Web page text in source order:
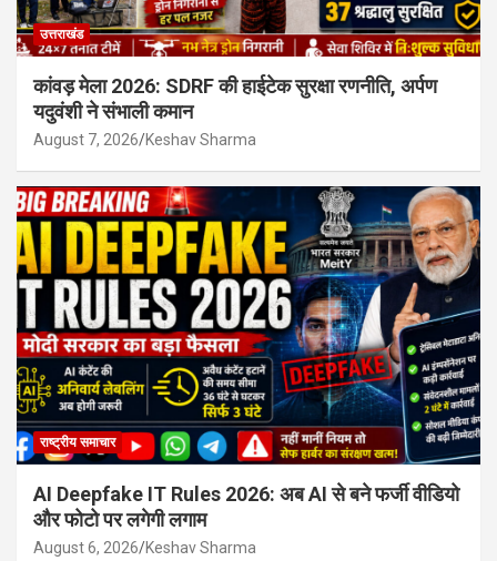
उत्तराखंड
कांवड़ मेला 2026: SDRF की हाईटेक सुरक्षा रणनीति, अर्पण
यदुवंशी ने संभाली कमान
August 7, 2026 Keshav Sharma
राष्ट्रीय समाचार
AI Deepfake IT Rules 2026: अब AI से बने फर्जी वीडियो
और फोटो पर लगेगी लगाम
August 6, 2026 Keshav Sharma